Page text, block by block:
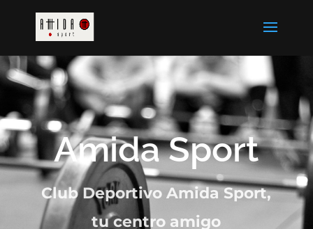
Amida Sport
Club Deportivo Amida Sport,
tu centro amigo